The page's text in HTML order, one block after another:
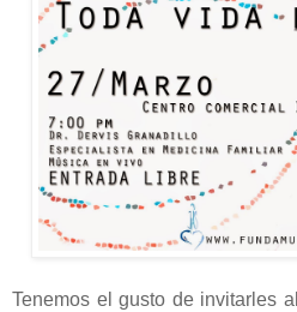
Tenemos el gusto de invitarles al